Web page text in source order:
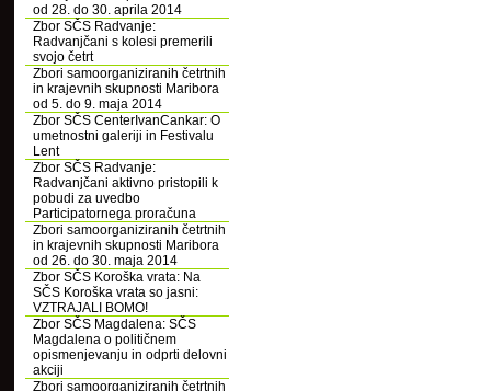
od 28. do 30. aprila 2014
Zbor SČS Radvanje:
Radvanjčani s kolesi premerili
svojo četrt
Zbori samoorganiziranih četrtnih
in krajevnih skupnosti Maribora
od 5. do 9. maja 2014
Zbor SČS CenterIvanCankar: O
umetnostni galeriji in Festivalu
Lent
Zbor SČS Radvanje:
Radvanjčani aktivno pristopili k
pobudi za uvedbo
Participatornega proračuna
Zbori samoorganiziranih četrtnih
in krajevnih skupnosti Maribora
od 26. do 30. maja 2014
Zbor SČS Koroška vrata: Na
SČS Koroška vrata so jasni:
VZTRAJALI BOMO!
Zbor SČS Magdalena: SČS
Magdalena o političnem
opismenjevanju in odprti delovni
akciji
Zbori samoorganiziranih četrtnih